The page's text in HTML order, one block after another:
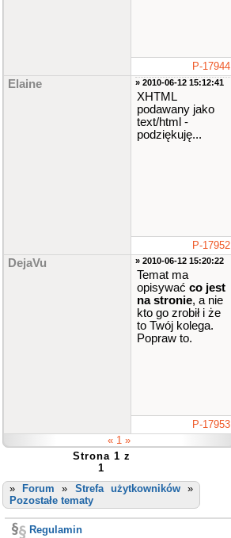
P-17944
Elaine » 2010-06-12 15:12:41
XHTML
podawany jako
text/html -
podziękuję...
P-17952
DejaVu » 2010-06-12 15:20:22
Temat ma
opisywać co jest
na stronie, a nie
kto go zrobił i że
to Twój kolega.
Popraw to.
P-17953
« 1 »
Strona 1 z
1
»
Forum » Strefa użytkowników»
Pozostałe tematy
Regulamin